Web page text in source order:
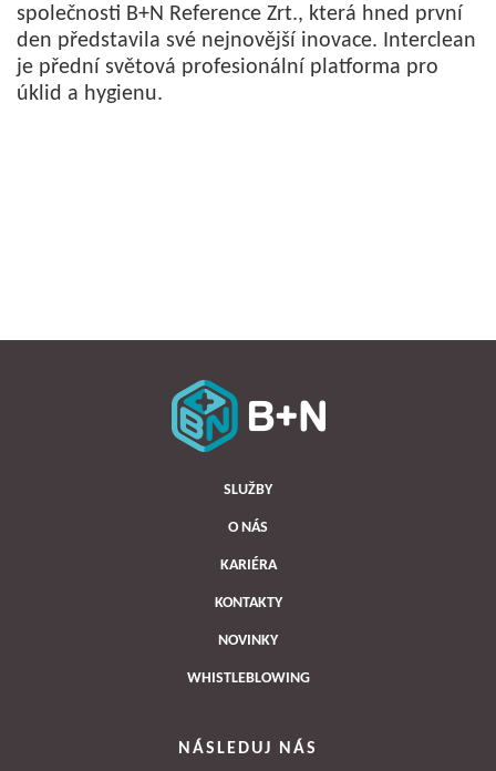
společnosti B+N Reference Zrt., která hned první
den představila své nejnovější inovace. Interclean
je přední světová profesionální platforma pro
úklid a hygienu.
SLUŽBY
O NÁS
KARIÉRA
KONTAKTY
NOVINKY
WHISTLEBLOWING
NÁSLEDUJ NÁS